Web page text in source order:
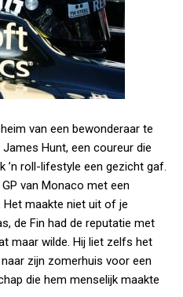
van een bewonderaar te
Hunt, een coureur die
’n roll-lifestyle een gezicht gaf.
van Monaco met een
Het maakte niet uit of je
de Fin had de reputatie met
maar wilde. Hij liet zelfs het
zijn zomerhuis voor een
die hem menselijk maakte